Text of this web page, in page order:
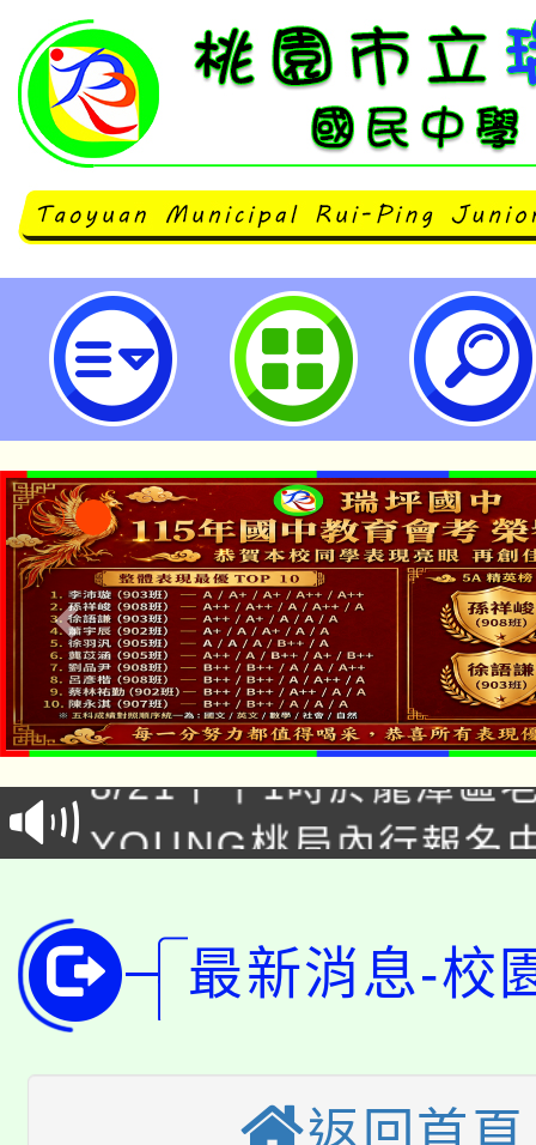
中央大學辦理「112年國民中學現
學增能研習計畫（第1梯次）」-桃
中學
「本色祭」8/29、30在
場熱烈登場!
8/21下午1時於龍潭區
徵才活動。
YOUNG桃局內行報名
開!
115年桃園市運動會8/
田徑場及游泳池舉行。
桃園市低收入戶享有免
視費優惠，中低收入戶
大園自造教育及科技中
份教師增能研習
大溪自造教育及科技
最新消息-校
返回首頁